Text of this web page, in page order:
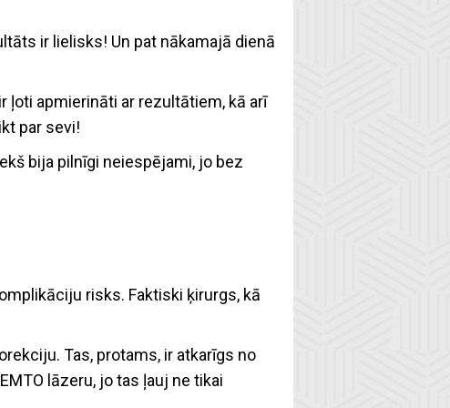
ir lielisks! Un pat nākamajā dienā
ļoti apmierināti ar rezultātiem, kā arī
par sevi!
bija pilnīgi neiespējami, jo bez
risks. Faktiski ķirurgs, kā
Tas, protams, ir atkarīgs no
lāzeru, jo tas ļauj ne tikai